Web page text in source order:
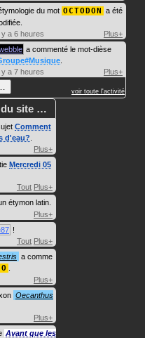
du mot OCTODON a été
y a 6 heures
Plus+
a commenté le mot-dièse
y a 7 heures
Plus+
voir toute l'activité
du site …
Comment
d'eau?
Plus+
Mercredi 05
Tout Plus+
étymon latin.
Plus+
!
Tout Plus+
a comme
Plus+
Oecanthus
Plus+
Avant que les